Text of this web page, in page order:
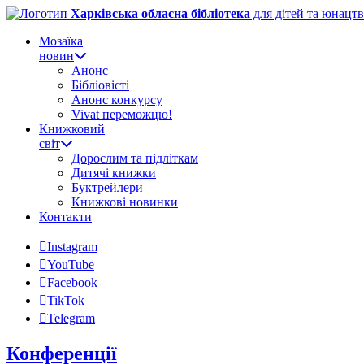
Харківська обласна бібліотека для дітей та
Мозаїка
новин
Анонс
Бібліовісті
Анонс конкурсу
Vivat переможцю!
Книжковий
світ
Дорослим та підліткам
Дитячі книжки
Буктрейлери
Книжкові новинки
Контакти
Instagram
YouTube
Facebook
TikTok
Telegram
Конференції